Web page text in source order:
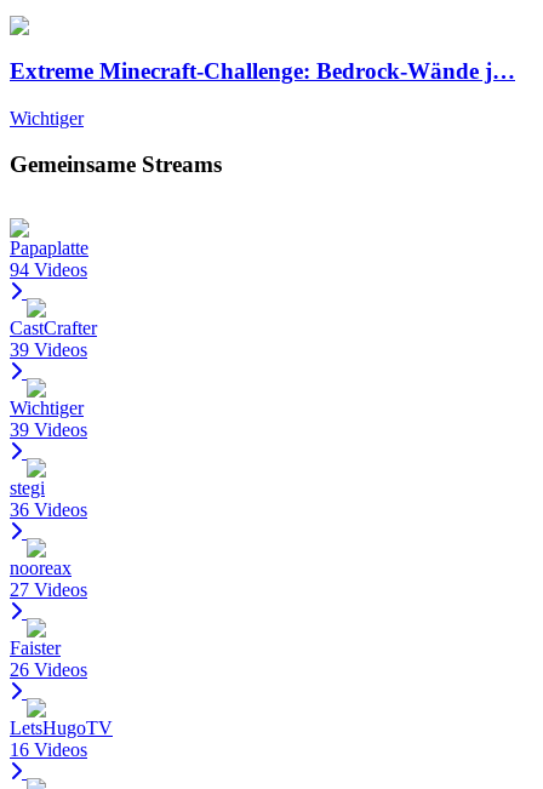
Extreme Minecraft-Challenge: Bedrock-Wände j…
Wichtiger
Gemeinsame Streams
Papaplatte
94 Videos
CastCrafter
39 Videos
Wichtiger
39 Videos
stegi
36 Videos
nooreax
27 Videos
Faister
26 Videos
LetsHugoTV
16 Videos